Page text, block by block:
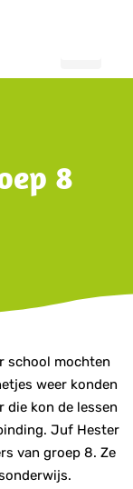
8
school mochten
weer konden
die kon de lessen
Juf Hester
van groep 8. Ze